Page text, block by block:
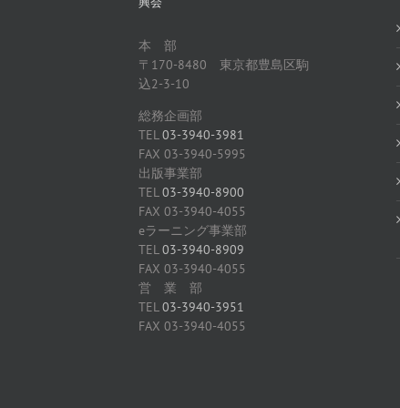
本 部
〒170-8480 東京都豊島区駒
込2-3-10
総務企画部
TEL03-3940-3981
FAX 03-3940-5995
出版事業部
TEL03-3940-8900
FAX 03-3940-4055
eラーニング事業部
TEL03-3940-8909
FAX 03-3940-4055
営 業 部
TEL03-3940-3951
FAX 03-3940-4055